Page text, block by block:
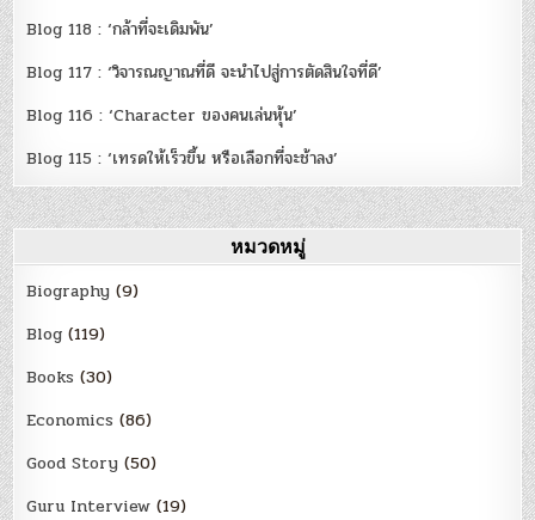
Blog 118 : ‘กล้าที่จะเดิมพัน’
Blog 117 : ‘วิจารณญาณที่ดี จะนำไปสู่การตัดสินใจที่ดี’
Blog 116 : ‘Character ของคนเล่นหุ้น’
Blog 115 : ‘เทรดให้เร็วขึ้น หรือเลือกที่จะช้าลง’
หมวดหมู่
Biography (9)
Blog (119)
Books (30)
Economics (86)
Good Story (50)
Guru Interview (19)